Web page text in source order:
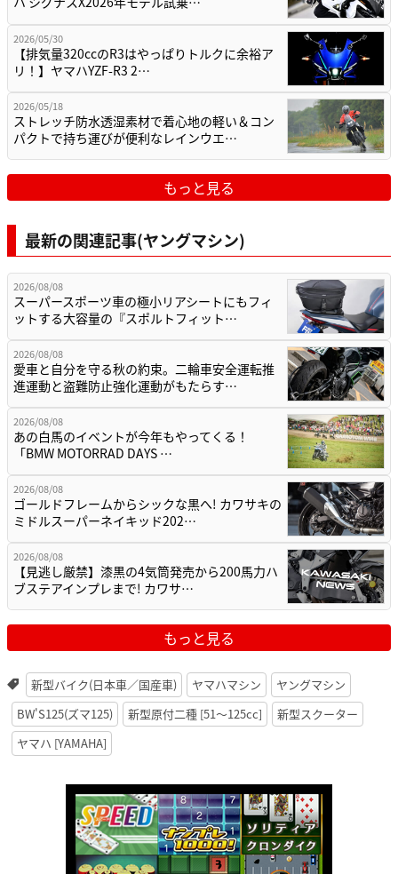
2026/05/30
【排気量320ccのR3はやっぱりトルクに余裕ア
リ！】ヤマハYZF-R3 2…
2026/05/18
ストレッチ防水透湿素材で着心地の軽い＆コン
パクトで持ち運びが便利なレインウエ…
もっと見る
最新の関連記事(ヤングマシン)
2026/08/08
スーパースポーツ車の極小リアシートにもフィ
ットする大容量の『スポルトフィット…
2026/08/08
愛車と自分を守る秋の約束。二輪車安全運転推
進運動と盗難防止強化運動がもたらす…
2026/08/08
あの白馬のイベントが今年もやってくる！
「BMW MOTORRAD DAYS …
2026/08/08
ゴールドフレームからシックな黒へ! カワサキの
ミドルスーパーネイキッド202…
2026/08/08
【見逃し厳禁】漆黒の4気筒発売から200馬力ハ
ブステアインプレまで! カワサ…
もっと見る
新型バイク(日本車／国産車) ヤマハマシン
ヤングマシン
BW'S125(ズマ125)
新型原付二種 [51〜125cc]
新型スクーター
ヤマハ [YAMAHA]